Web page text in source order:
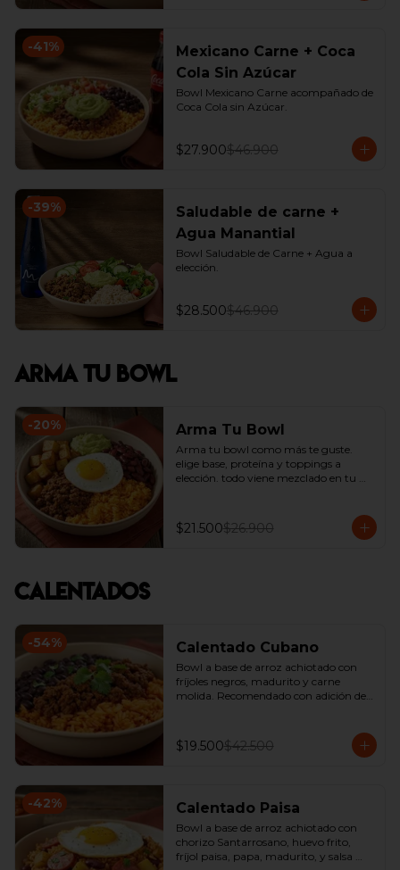
-41%
Mexicano Carne + Coca
Cola Sin Azúcar
Bowl Mexicano Carne acompañado de
Coca Cola sin Azúcar.
$27.900$46.900
-39%
Saludable de carne +
Agua Manantial
Bowl Saludable de Carne + Agua a
elección.
$28.500$46.900
Arma Tu Bowl
-20% Arma Tu Bowl
Arma tu bowl como más te guste.
elige base, proteína y toppings a
elección. todo viene mezclado en tu
$21.500$26.900
Calentados
-54% Calentado Cubano
Bowl a base de arroz achiotado con
fríjoles negros, madurito y carne
molida. Recomendado con adición de
$19.500$42.500
-42% Calentado Paisa
Bowl a base de arroz achiotado con
chorizo Santarrosano, huevo frito,
fríjol paisa, papa, madurito, y salsa